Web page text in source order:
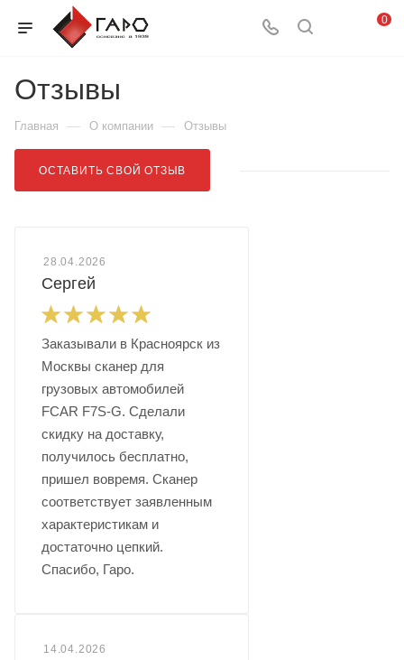
0
Отзывы
Главная — О компании — Отзывы
ОСТАВИТЬ СВОЙ ОТЗЫВ
28.04.2026
Сергей
Заказывали в Красноярск из
Москвы сканер для
грузовых автомобилей
FCAR F7S-G. Сделали
скидку на доставку,
получилось бесплатно,
пришел вовремя. Сканер
соответствует заявленным
характеристикам и
достаточно цепкий.
Спасибо, Гаро.
14.04.2026